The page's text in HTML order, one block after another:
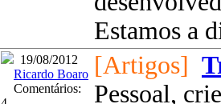
Estamos a
19/08/2012
Ricardo Boaro
Comentários:
[Artigos]
Pessoal,